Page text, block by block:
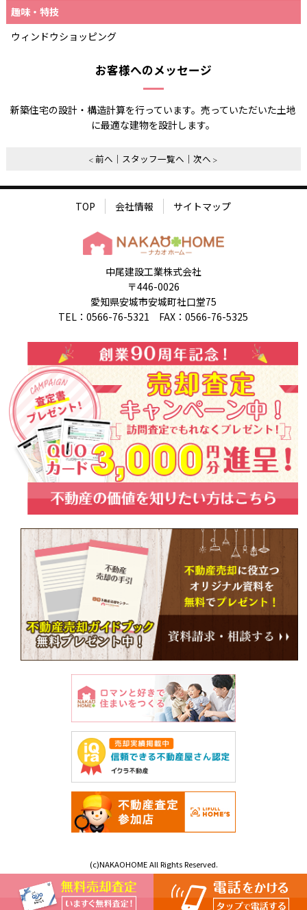
趣味・特技
ウィンドウショッピング
お客様へのメッセージ
新築住宅の設計・構造計算を行っています。売っていただいた土地
に最適な建物を設計します。
前へ スタッフ一覧へ 次へ
TOP 会社情報 サイトマップ
中尾建設工業株式会社
〒446-0026
愛知県安城市安城町社口堂75
TEL：0566-76-5321 FAX：0566-76-5325
(c)NAKAOHOME All Rights Reserved.